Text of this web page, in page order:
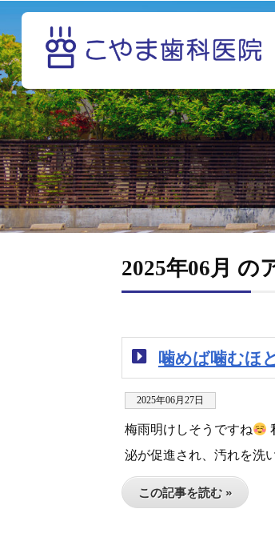
2025年06月 の
噛めば噛むほ
2025年06月27日
梅雨明けしそうですね
泌が促進され、汚れを洗
この記事を読む »